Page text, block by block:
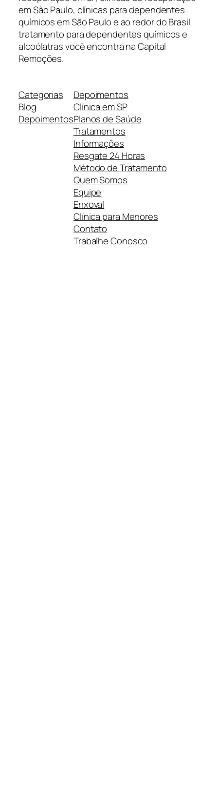
em São Paulo, clínicas para dependentes
químicos em São Paulo e ao redor do Brasil
tratamento para dependentes químicos e
alcoólatras você encontra na Capital
Remoções.
Categorias
Blog
Depoimentos
Depoimentos
Clínica em SP
Planos de Saúde
Tratamentos
Informações
Resgate 24 Horas
Método de Tratamento
Quem Somos
Equipe
Enxoval
Clínica para Menores
Contato
Trabalhe Conosco